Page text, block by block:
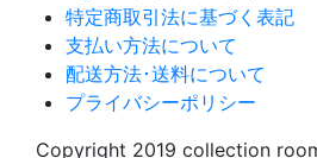
特定商取引法に基づく表記
支払い方法について
配送方法･送料について
プライバシーポリシー
Copyright 2019 collection